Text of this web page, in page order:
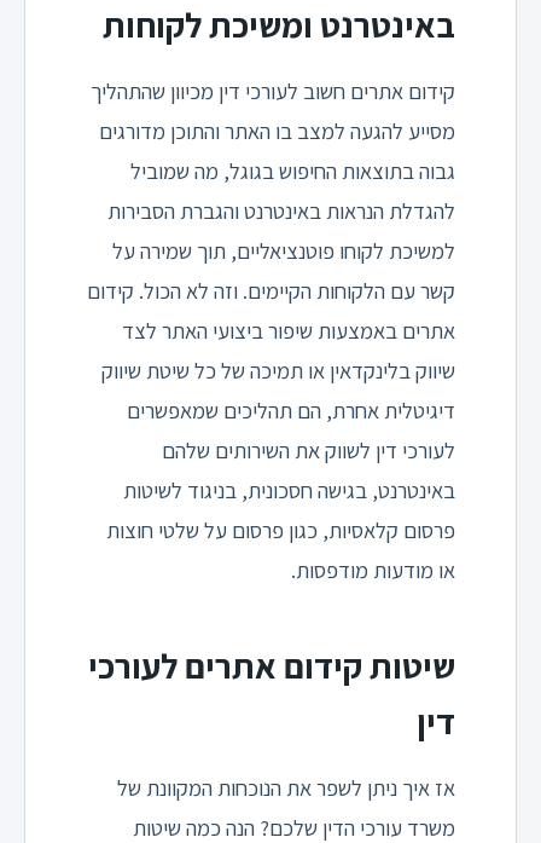
באינטרנט ומשיכת לקוחות
קידום אתרים חשוב לעורכי דין מכיוון שהתהליך
מסייע להגעה למצב בו האתר והתוכן מדורגים
גבוה בתוצאות החיפוש בגוגל, מה שמוביל
להגדלת הנראות באינטרנט והגברת הסבירות
למשיכת לקוחו פוטנציאליים, תוך שמירה על
קשר עם הלקוחות הקיימים. וזה לא הכול. קידום
אתרים באמצעות שיפור ביצועי האתר לצד
שיווק בלינקדאין או תמיכה של כל שיטת שיווק
דיגיטלית אחרת, הם תהליכים שמאפשרים
לעורכי דין לשווק את השירותים שלהם
באינטרנט, בגישה חסכונית, בניגוד לשיטות
פרסום קלאסיות, כגון פרסום על שלטי חוצות
או מודעות מודפסות.
שיטות קידום אתרים לעורכי
דין
אז איך ניתן לשפר את הנוכחות המקוונת של
משרד עורכי הדין שלכם? הנה כמה שיטות